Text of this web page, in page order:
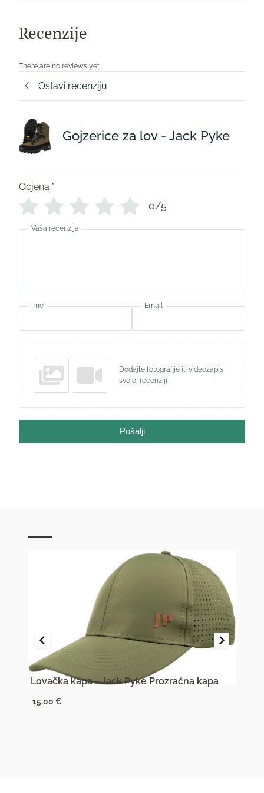
Recenzije
There are no reviews yet
Ostavi recenziju
Gojzerice za lov - Jack Pyke
Ocjena *
0/5
Vaša recenzija
Ime Email
Dodajte fotografije ili videozapis
svojoj recenziji
Pošalji
Lovačka kapa - Jack Pyke Prozračna kapa
15,00€